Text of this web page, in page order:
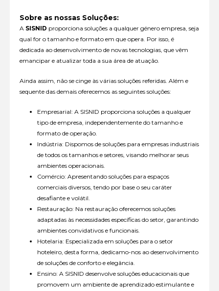
Sobre as nossas Soluções:
A SISNID proporciona soluções a qualquer género empresa, seja
qual for o tamanho e formato em que opera. Por isso, é
dedicada ao desenvolvimento de novas tecnologias, que vêm
emancipar e atualizar toda a sua área de atuação.
Ainda assim, não se cinge às várias soluções referidas. Além e
sequente das demais oferecemos as seguintes soluções:
Empresarial: A SISNID proporciona soluções a qualquer
tipo de empresa, independentemente do tamanho e
formato de operação.
Indústria: Dispomos de soluções para empresas industriais
de todos os tamanhos e setores, visando melhorar seus
ambientes operacionais.
Comércio: Apresentando soluções para espaços
comerciais diversos, tendo por base o seu caráter
desafiante e volátil.
Restauração: Na restauração oferecemos soluções
adaptadas às necessidades específicas do setor, garantindo
ambientes convidativos e funcionais.
Hotelaria: Especializada em soluções para o setor
hoteleiro, desta forma, dedicamo-nos ao desenvolvimento
de soluções de conforto e elegância.
Ensino: A SISNID desenvolve soluções educacionais que
promovem um ambiente de aprendizado estimulante e